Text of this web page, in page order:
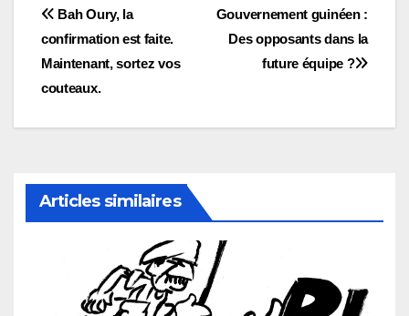
Navigation
de
l’article
Gouvernement guinéen :
Des opposants dans la
future équipe ?
Bah Oury, la
confirmation est faite.
Maintenant, sortez vos
couteaux.
Articles similaires